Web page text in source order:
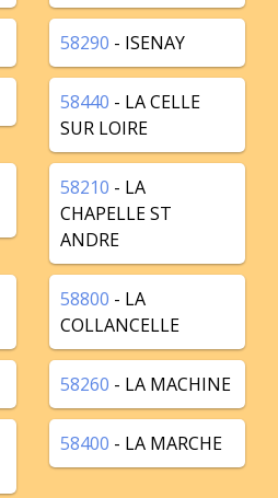
58290 - ISENAY
58440 - LA CELLE
SUR LOIRE
58210 - LA
CHAPELLE ST
ANDRE
58800 - LA
COLLANCELLE
58260 - LA MACHINE
58400 - LA MARCHE